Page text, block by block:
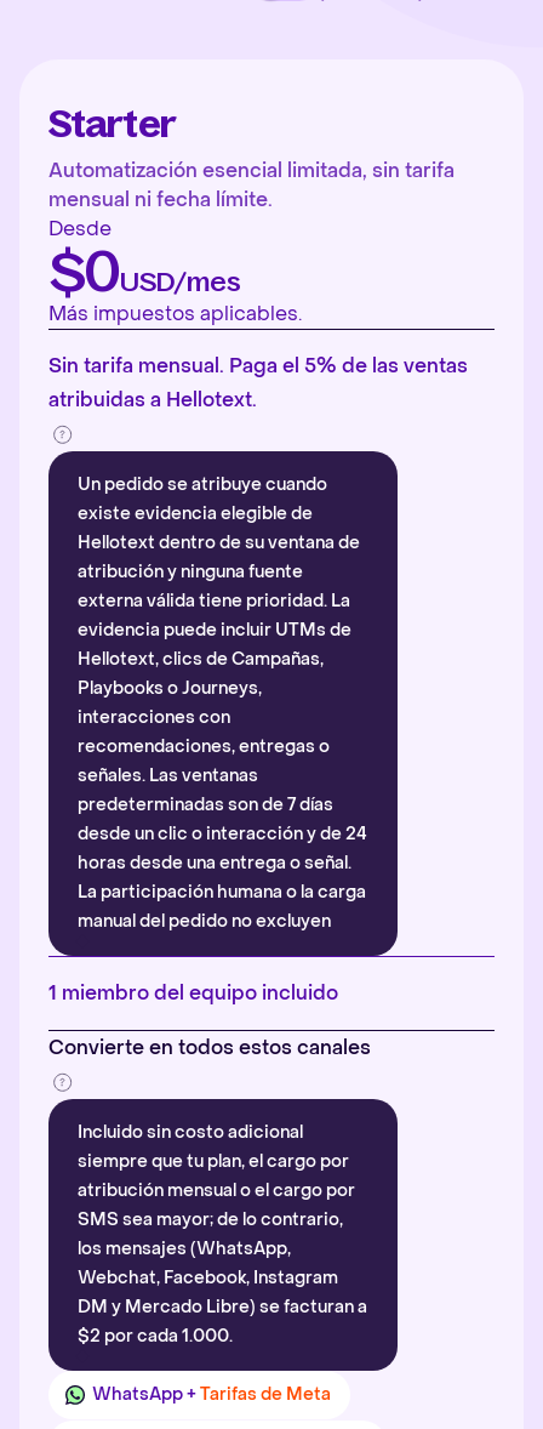
Starter
Automatización esencial limitada, sin tarifa
mensual ni fecha límite.
Desde
$0USD/mes
Más impuestos aplicables.
Sin tarifa mensual. Paga el 5% de las ventas
atribuidas a Hellotext.
Un pedido se atribuye cuando
existe evidencia elegible de
Hellotext dentro de su ventana de
atribución y ninguna fuente
externa válida tiene prioridad. La
evidencia puede incluir UTMs de
Hellotext, clics de Campañas,
Playbooks o Journeys,
interacciones con
recomendaciones, entregas o
señales. Las ventanas
predeterminadas son de 7 días
desde un clic o interacción y de 24
horas desde una entrega o señal.
La participación humana o la carga
manual del pedido no excluyen
automáticamente la atribución.
Más información
1 miembro del equipo incluido
Convierte en todos estos canales
Incluido sin costo adicional
siempre que tu plan, el cargo por
atribución mensual o el cargo por
SMS sea mayor; de lo contrario,
los mensajes (WhatsApp,
Webchat, Facebook, Instagram
DM y Mercado Libre) se facturan a
$2 por cada 1.000.
WhatsApp +Tarifas de Meta